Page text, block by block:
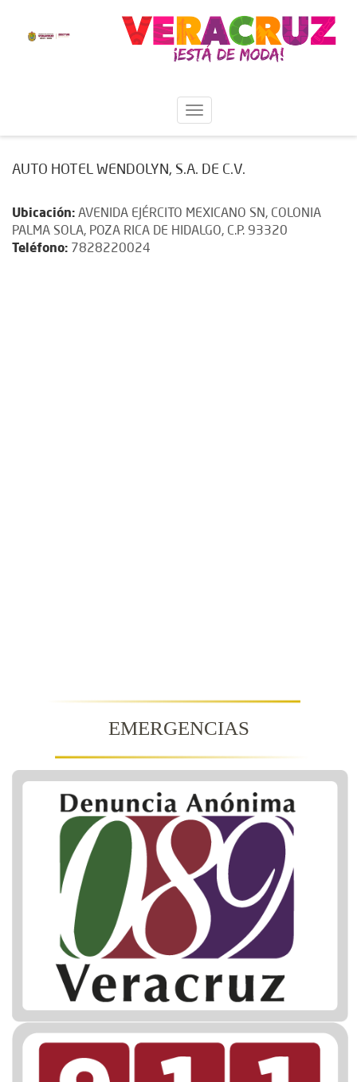
AUTO HOTEL WENDOLYN, S.A. DE C.V.
Ubicación: AVENIDA EJÉRCITO MEXICANO SN, COLONIA
PALMA SOLA, POZA RICA DE HIDALGO, C.P. 93320
Teléfono: 7828220024
EMERGENCIAS